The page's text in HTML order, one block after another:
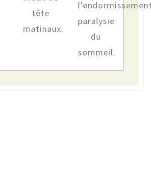
tête
matinaux.
paralysie
du
sommeil.